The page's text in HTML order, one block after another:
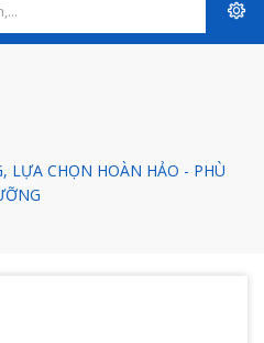
LỰA CHỌN HOÀN HẢO - PHÙ